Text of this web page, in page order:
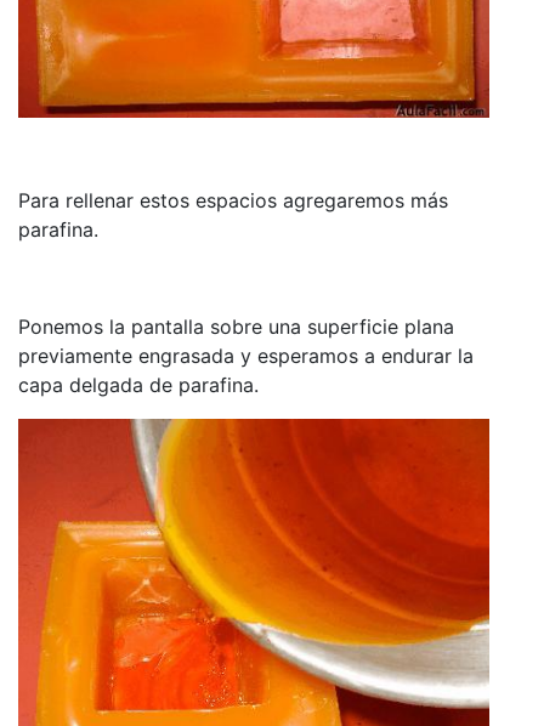
Para rellenar estos espacios agregaremos más
parafina.
Ponemos la pantalla sobre una superficie plana
previamente engrasada y esperamos a endurar la
capa delgada de parafina.